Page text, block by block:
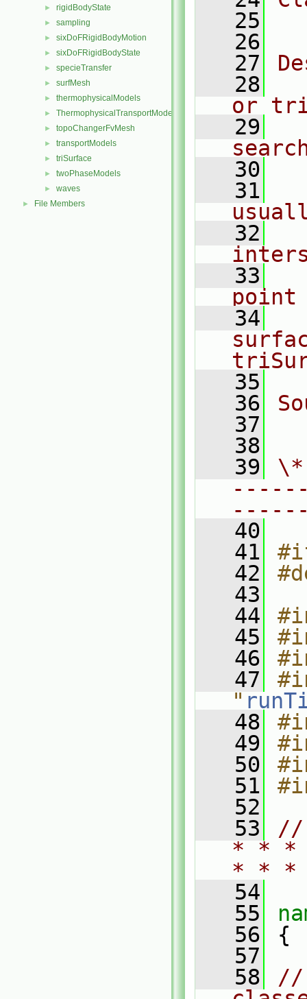
► rigidBodyState
► sampling
► sixDoFRigidBodyMotion
► sixDoFRigidBodyState
► specieTransfer
► surfMesh
► thermophysicalModels
► ThermophysicalTransportModels
► topoChangerFvMesh
► transportModels
► triSurface
► twoPhaseModels
► waves
► File Members
   25
   26
   27
   28
or
   29
   30
   31
   32
   33
point
   34
   35
   36
   37
   38
   39
   40
   41
   42
   43
   44
   45
   46
   47
"
   48
   49
   50
   51
   52
   53
//
* * *
* *
   54
   55
   56
{
   57
   58
//